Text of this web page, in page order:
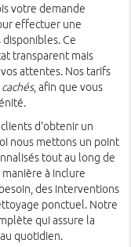
votre demande
effectuer une
Ce
transparent mais
attentes. Nos tarifs
, afin que vous
d'obtenir un
nous mettons un point
tout au long de
à inclure
des interventions
ponctuel. Notre
qui assure la
quotidien.